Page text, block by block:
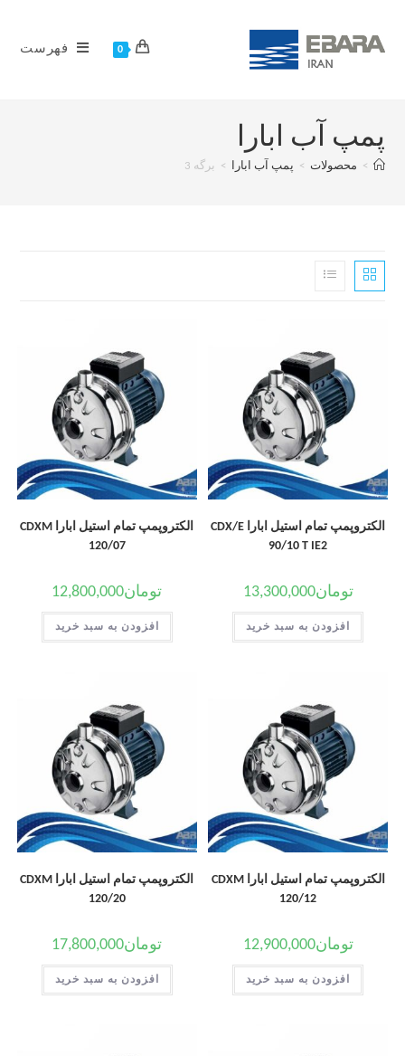
0 فهرست
پمپ آب ابارا
> محصولات > پمپ آب ابارا > برگه 3
الکتروپمپ تمام استیل ابارا CDX/E
90/10 T IE2
تومان13,300,000
افزودن به سبد خرید
الکتروپمپ تمام استیل ابارا CDXM
120/07
تومان12,800,000
افزودن به سبد خرید
الکتروپمپ تمام استیل ابارا CDXM
120/12
تومان12,900,000
افزودن به سبد خرید
الکتروپمپ تمام استیل ابارا CDXM
120/20
تومان17,800,000
افزودن به سبد خرید